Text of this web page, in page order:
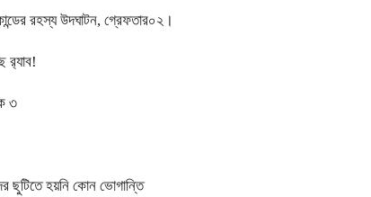
রহস্য উদঘাটন, গ্রেফতার০২।
র‍্যাব!
৩
ছুটিতে হয়নি কোন ভোগান্তি